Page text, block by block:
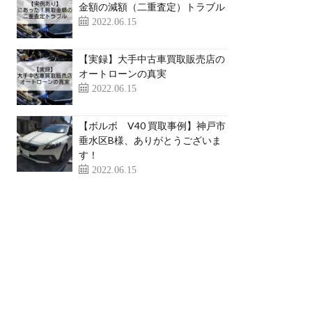
金額の減額（二重査定）トラブル
2022.06.15
【実録】大手中古車買取販売店の
オートローンの真実
2022.06.15
【ボルボ V40 買取事例】神戸市
垂水区B様、ありがとうございま
す！
2022.06.15